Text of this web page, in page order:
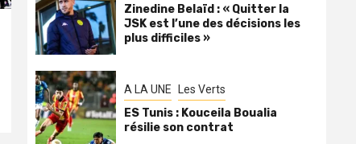
Zinedine Belaïd : « Quitter la
JSK est l’une des décisions les
plus difficiles »
A LA UNE Les Verts
ES Tunis : Kouceila Boualia
résilie son contrat